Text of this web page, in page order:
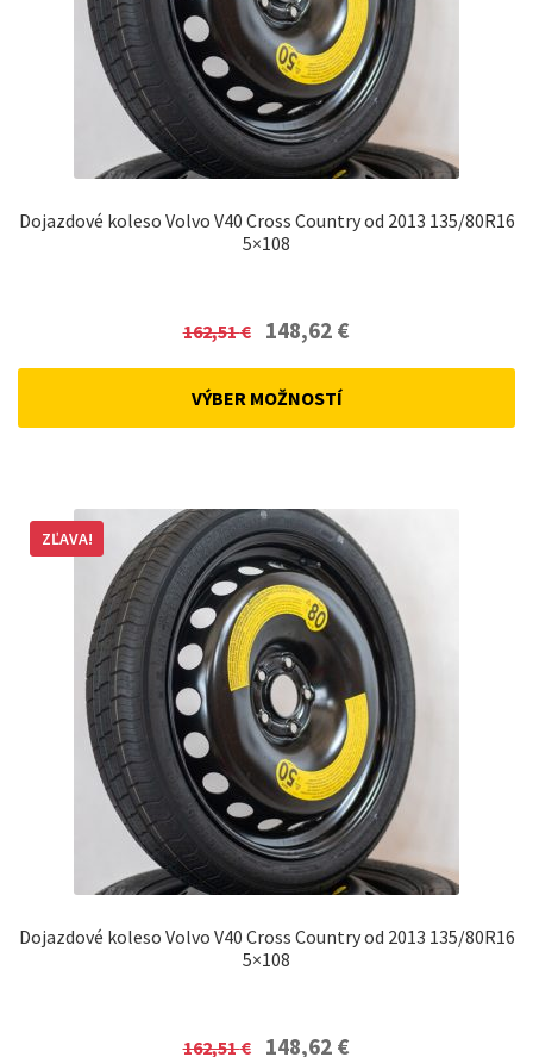
Dojazdové koleso Volvo V40 Cross Country od 2013 135/80R16
5×108
162,51€ Original
was:
148,62 €
VÝBER MOŽNOSTÍ
Dojazdové koleso Volvo V40 Cross Country od 2013 135/80R16
5×108
ZĽAVA!
162,51€ Original
148,62 €